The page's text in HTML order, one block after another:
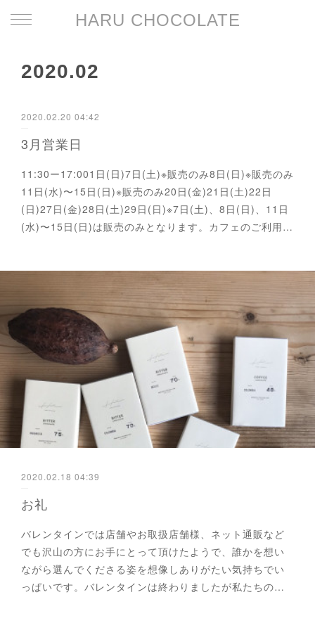
HARU CHOCOLATE
2020.02
2020.02.20 04:42
3月営業日
11:30ー17:001日(日)7日(土)※販売のみ8日(日)※販売のみ
11日(水)〜15日(日)※販売のみ20日(金)21日(土)22日
(日)27日(金)28日(土)29日(日)※7日(土)、8日(日)、11日
(水)〜15日(日)は販売のみとなります。カフェのご利用…
2020.02.18 04:39
お礼
バレンタインでは店舗やお取扱店舗様、ネット通販など
でも沢山の方にお手にとって頂けたようで、誰かを想い
ながら選んでくださる姿を想像しありがたい気持ちでい
っぱいです。バレンタインは終わりましたが私たちの…